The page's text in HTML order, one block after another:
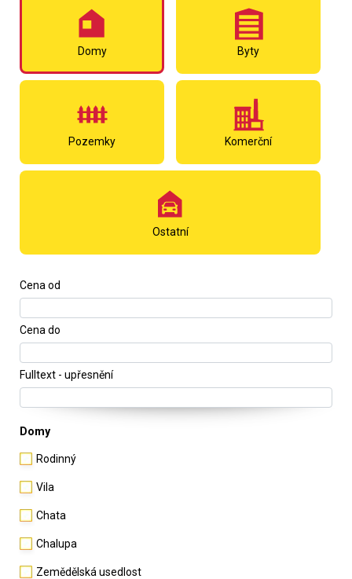
Domy Byty
Pozemky Komerční
Ostatní
Cena od
Cena do
Fulltext - upřesnění
Domy
Rodinný
Vila
Chata
Chalupa
Zemědělská usedlost